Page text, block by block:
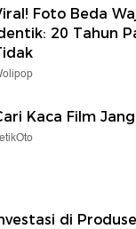
Foto Beda
20 Tahun
Kaca Film
di